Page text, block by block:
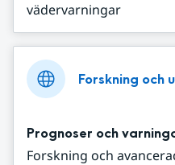
vädervarningar
Forskning och
Prognoser och
Forskning och